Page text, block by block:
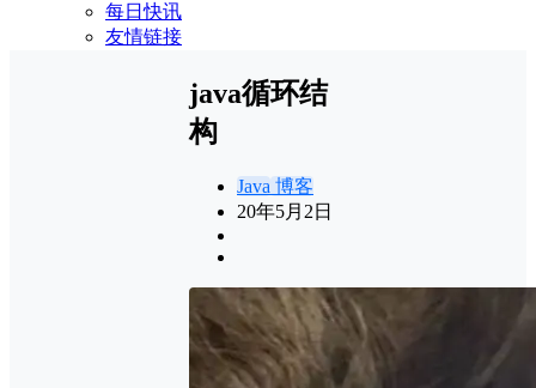
每日快讯
友情链接
java循环结
构
Java 博客
20年5月2日